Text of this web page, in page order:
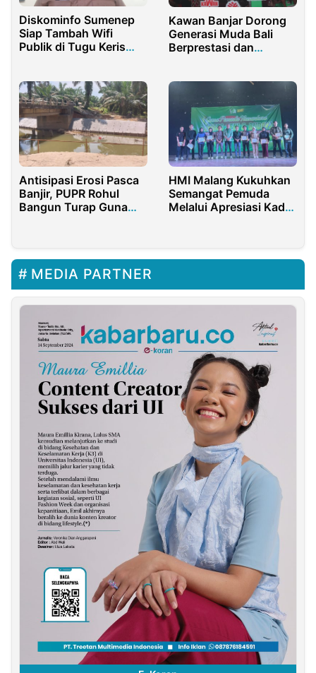
Diskominfo Sumenep
Siap Tambah Wifi
Publik di Tugu Keris
Kawan Banjar Dorong
Generasi Muda Bali
Berprestasi dan
Antisipasi Erosi Pasca
Banjir, PUPR Rohul
Bangun Turap Guna
HMI Malang Kukuhkan
Semangat Pemuda
Melalui Apresiasi Kader
MEDIA PARTNER